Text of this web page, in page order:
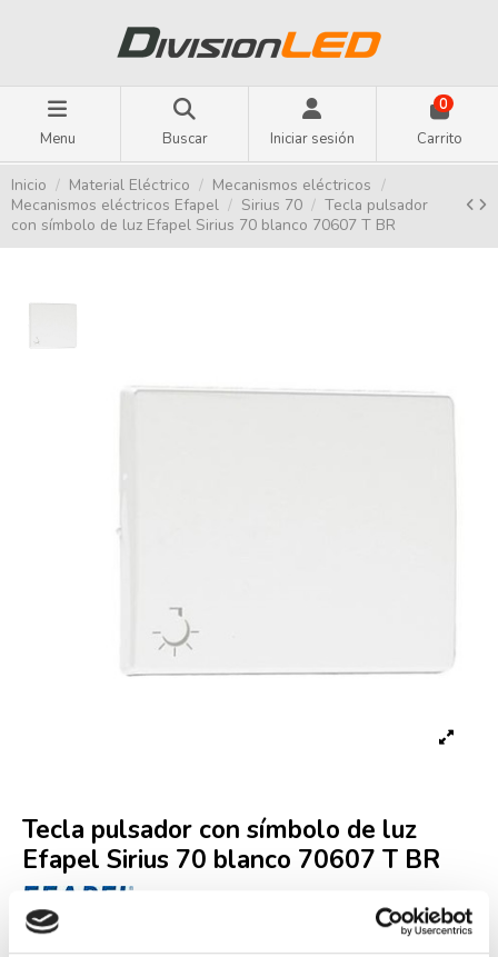
Menu Buscar Iniciar sesión
0
Carrito
Inicio Material Eléctrico
Mecanismos eléctricos
Mecanismos eléctricos Efapel
Sirius 70
Tecla pulsador
con símbolo de luz Efapel Sirius 70 blanco 70607 T BR
Tecla pulsador con símbolo de luz
Efapel Sirius 70 blanco 70607 T BR
Referencia